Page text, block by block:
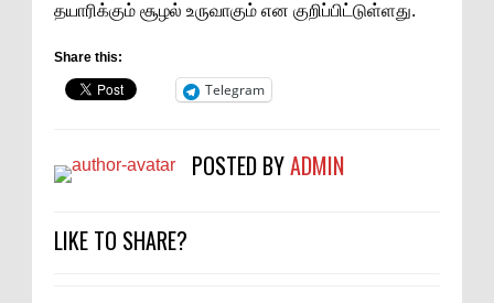
தயாரிக்கும் சூழல் உருவாகும் என குறிப்பிட்டுள்ளது.
Share this:
Telegram
POSTED BYADMIN
LIKE TO SHARE?